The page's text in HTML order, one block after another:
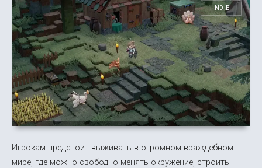
INDIE
Игрокам предстоит выживать в огромном враждебном
мире, где можно свободно менять окружение, строить